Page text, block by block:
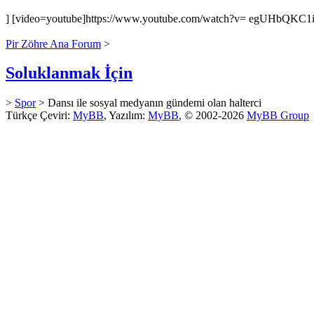
] [video=youtube]https://www.youtube.com/watch?v=
Pir Zöhre Ana Forum >
Soluklanmak İçin
> Spor> Dansı ile sosyal medyanın gündemi olan halterci
Türkçe Çeviri: MyBB, Yazılım: MyBB, © 2002-2026 MyBB Group